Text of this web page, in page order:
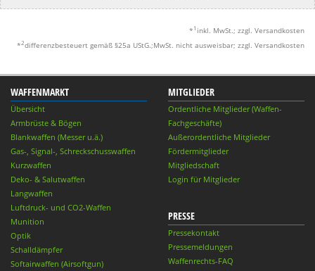
* 1 inkl. MwSt.; zzgl. Versandkosten
*2differenzbesteuert gemäß §25a UStG.;MwSt. nicht ausweisbar; zzgl. Versandkosten
WAFFENMARKT
Übersicht
Armbrüste & Bögen
Blankwaffen (Messer u.ä.)
Gas-, Signal-, Schreckschusswaffen
Kurzwaffen
Deko- & Salutwaffen
Langwaffen
Luftdruck- und CO2-Waffen
Munition
Optik
Schalldämpfer
Softairwaffen (Airsoftgun)
MITGLIEDER
Ordentliche Mitglieder (Waffen-
Fachgeschäfte)
Außerordentliche Mitglieder
Fördermitglieder
Mitgliedschaft
Login für Mitglieder
PRESSE
Pressekontakt
Pressemeldungen
Waffenrechts-FAQ